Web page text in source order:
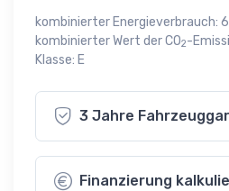
kombinierter Energieverbrauch:
kombinierter Wert der CO2-
Klasse: E
3 Jahre
Finanzierung